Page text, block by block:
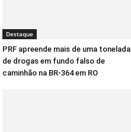
Destaque
PRF apreende mais de uma tonelada
de drogas em fundo falso de
caminhão na BR-364 em RO